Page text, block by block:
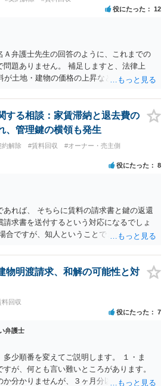
役にたった 12
Ａ弁護士先生の回答のように、これまでの
題ありません。 補足しますと、法律上
が土地・建物の価格の上昇などの経済事情
ず」、当事者は賃料の増減を請求できる、
」かどうかは、貸主から、近隣相場の上昇
資料などを提示してもらわないと判断でき
ケースでは、こうした資料が示されていな
が相当がどうかが分からないので、「不
から賃料増額には応じないという主張が
があるとのことですが、最高裁判例（S56.
約があっても協議を経ない増額請求も有効
賃料が不相当であれば特約に拘束されるの
です。「契約条件にかかわらず」とはそ
違反だから増額には応じないという理論で
。 そして、法律上、増額協議が整わない場
が確定するまでは相当な賃料（※現在の賃
されています。 もし、貸主が「現在の賃料
言った場合は、最寄りの法務局に現在の賃
を支払わないと契約が解除される可能性
です。
する相談：家賃滞納と退去費の
、管理鍵の横領も発生
約解除 #賃料回収
#オーナー・売主側
役にたった 8
れば、 そちらに賃料の請求書と鍵の返還
求書を送付するという対応になるでしょ
合ですが、知人ということで、連絡がつく
場合は、債権回収を弁護士に依頼すること
物明渡請求、和解の可能性と対
料回収
役にたった 7
弁護士
少順番を変えてご説明します。 １・ま
が、何とも言い難いところがあります。
か分かりませんが、３ヶ月分以上滞納した